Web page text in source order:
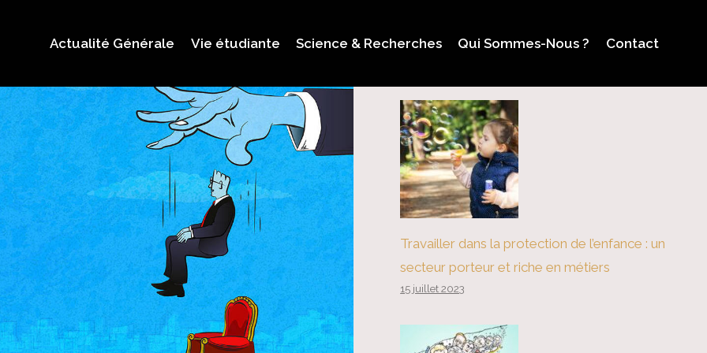
Actualité Générale Vie étudiante Science & Recherches Qui Sommes-Nous ? Contact
Travailler dans la protection de l’enfance : un
secteur porteur et riche en métiers
15 juillet 2023